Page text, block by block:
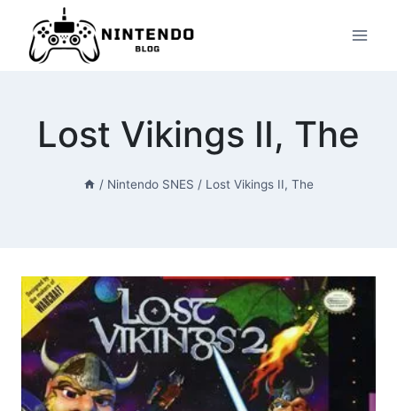
Przeskocz
treści
Lost Vikings II, The
/ Nintendo SNES / Lost Vikings II, The